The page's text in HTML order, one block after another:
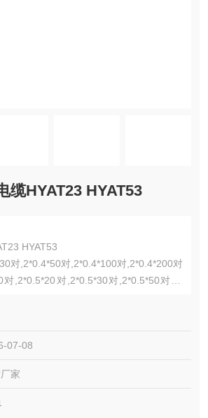
缆HYAT23 HYAT53
HYAT53
对,2*0.4*50对,2*0.4*100对,2*0.4*200对
,2*0.5*20对,2*0.5*30对,2*0.5*50对,2*
,2*0.4*30对
07-08
家